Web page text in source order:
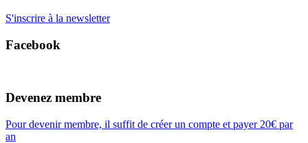
S'inscrire à la newsletter
Facebook
Devenez membre
Pour devenir membre, il suffit de créer un compte et payer 20€ par
an